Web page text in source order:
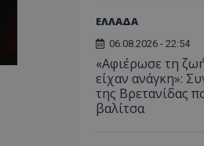
ΕΛΛΑΔΑ
06.08.2026 - 22:54
«Αφιέρωσε τη
είχαν ανάγκη»:
της Βρετανίδας
βαλίτσα